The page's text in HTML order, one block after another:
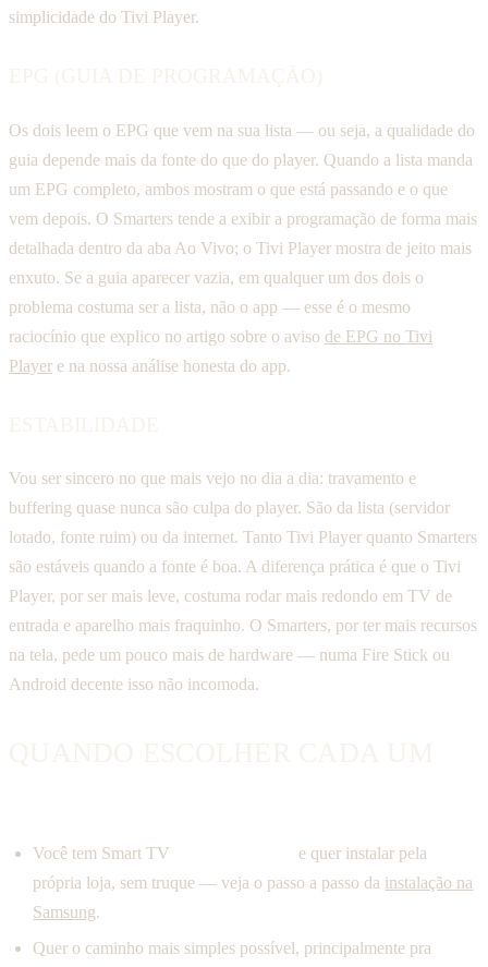
simplicidade do Tivi Player.
Os dois leem o EPG que vem na sua lista — ou seja, a qualidade do
guia depende mais da fonte do que do player. Quando a lista manda
um EPG completo, ambos mostram o que está passando e o que
vem depois. O Smarters tende a exibir a programação de forma mais
detalhada dentro da aba Ao Vivo; o Tivi Player mostra de jeito mais
enxuto. Se a guia aparecer vazia, em qualquer um dos dois o
problema costuma ser a lista, não o app — esse é o mesmo
raciocínio que explico no artigo sobre o aviso de EPG no Tivi
Player e na nossa análise honesta do app.
Vou ser sincero no que mais vejo no dia a dia: travamento e
buffering quase nunca são culpa do player. São da lista (servidor
lotado, fonte ruim) ou da internet. Tanto Tivi Player quanto Smarters
são estáveis quando a fonte é boa. A diferença prática é que o Tivi
Player, por ser mais leve, costuma rodar mais redondo em TV de
entrada e aparelho mais fraquinho. O Smarters, por ter mais recursos
na tela, pede um pouco mais de hardware — numa Fire Stick ou
Android decente isso não incomoda.
Você tem Smart TV
e quer instalar pela
própria loja, sem truque — veja o passo a passo da instalação na
Samsung.
Quer o caminho mais simples possível, principalmente pra